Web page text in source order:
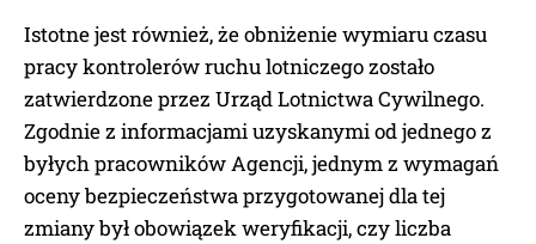
Istotne jest również, że obniżenie wymiaru czasu
pracy kontrolerów ruchu lotniczego zostało
zatwierdzone przez Urząd Lotnictwa Cywilnego.
Zgodnie z informacjami uzyskanymi od jednego z
byłych pracowników Agencji, jednym z wymagań
oceny bezpieczeństwa przygotowanej dla tej
zmiany był obowiązek weryfikacji, czy liczba